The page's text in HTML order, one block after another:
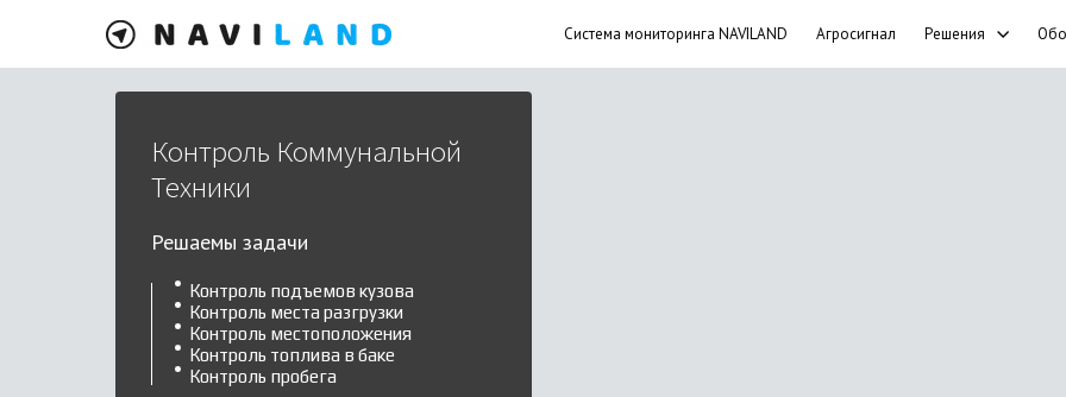
Система мониторинга NAVILAND Агросигнал Решения
Контроль Коммунальной
Техники
Решаемы задачи
Контроль подъемов кузова
Контроль места разгрузки
Контроль местоположения
Контроль топлива в баке
Контроль пробега